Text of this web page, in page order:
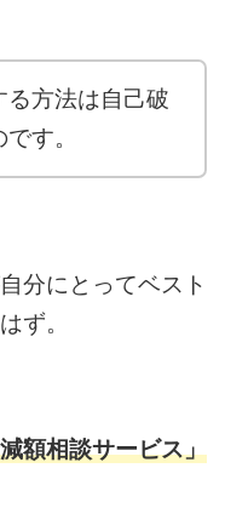
方法は自己破
す。
分にとってベスト
ず。
額相談サービス」